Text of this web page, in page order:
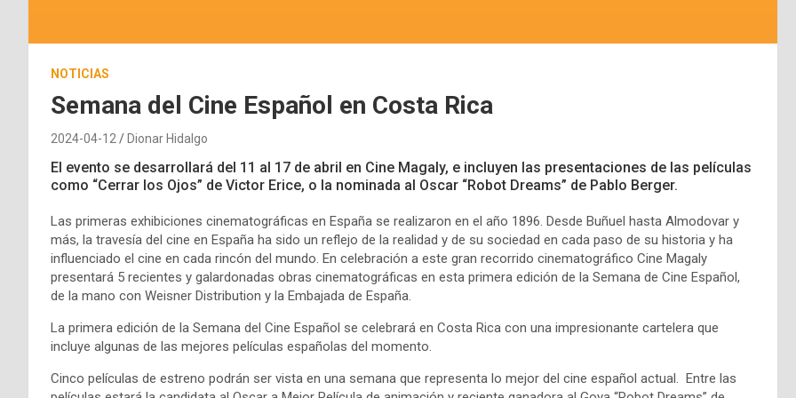
NOTICIAS
Semana del Cine Español en Costa Rica
2024-04-12 Dionar Hidalgo
El evento se desarrollará del 11 al 17 de abril en Cine Magaly, e incluyen las presentaciones de las películas
como “Cerrar los Ojos” de Victor Erice, o la nominada al Oscar “Robot Dreams” de Pablo Berger.
Las primeras exhibiciones cinematográficas en España se realizaron en el año 1896. Desde Buñuel hasta Almodovar y
más, la travesía del cine en España ha sido un reflejo de la realidad y de su sociedad en cada paso de su historia y ha
influenciado el cine en cada rincón del mundo. En celebración a este gran recorrido cinematográfico Cine Magaly
presentará 5 recientes y galardonadas obras cinematográficas en esta primera edición de la Semana de Cine Español,
de la mano con Weisner Distribution y la Embajada de España.
La primera edición de la Semana del Cine Español se celebrará en Costa Rica con una impresionante cartelera que
incluye algunas de las mejores películas españolas del momento.
Cinco películas de estreno podrán ser vista en una semana que representa lo mejor del cine español actual. Entre las